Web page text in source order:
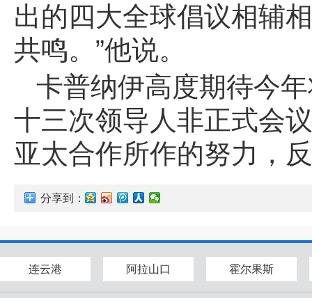
出的四大全球倡议相辅
共鸣。”他说。
卡普纳伊高度期待今
十三次领导人非正式会
亚太合作所作的努力，
分享到：
连云港 阿拉山口 霍尔果斯